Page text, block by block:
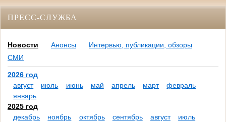
ПРЕСС-СЛУЖБА
Новости Анонсы
Интервью, публикации, обзоры
СМИ
2026 год
август
июль июнь май апрель март
февраль
январь
2025 год
декабрь
ноябрь октябрь сентябрь август
июль